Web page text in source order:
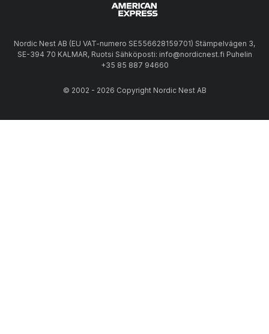
Nordic Nest AB (EU VAT-numero SE556628159701) Stämpelvägen 3,
SE-394 70 KALMAR, Ruotsi Sähköposti: info@nordicnest.fi Puhelin
+35 85 887 94660
© 2002 - 2026 Copyright Nordic Nest AB